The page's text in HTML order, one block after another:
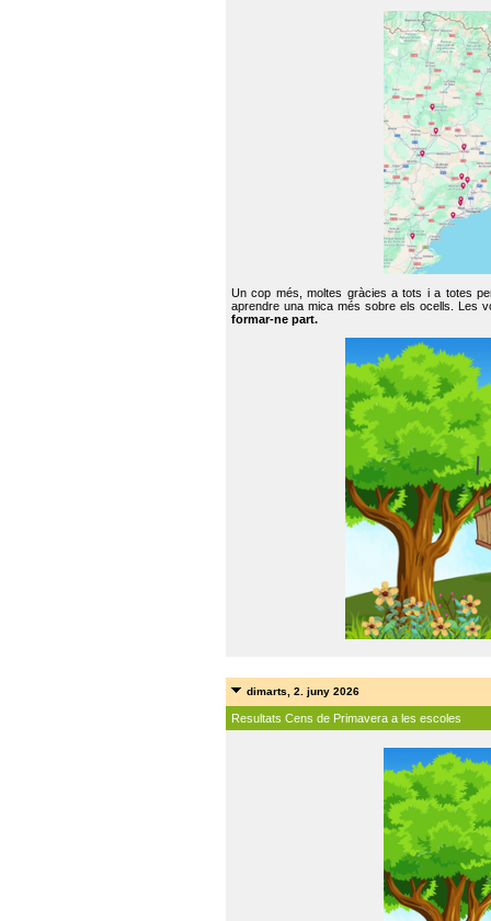
Un cop més, moltes gràcies a tots i a totes
aprendre una mica més sobre els ocells. Les
formar-ne part.
dimarts, 2. juny 2026
Resultats Cens de Primavera a les escoles